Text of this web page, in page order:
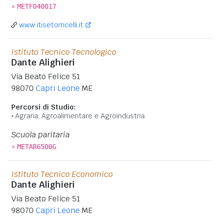
» METF040017
www.itisetorricelli.it
Istituto Tecnico Tecnologico
Dante Alighieri
Via Beato Felice 51
98070 Capri Leone ME
Percorsi di Studio:
Agraria, Agroalimentare e Agroindustria
Scuola paritaria
» METAR6500G
Istituto Tecnico Economico
Dante Alighieri
Via Beato Felice 51
98070 Capri Leone ME